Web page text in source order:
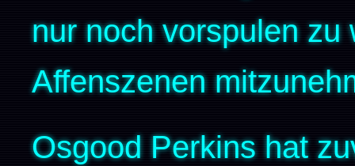
nur noch vorspulen
Affenszenen
Osgood Perkins hat